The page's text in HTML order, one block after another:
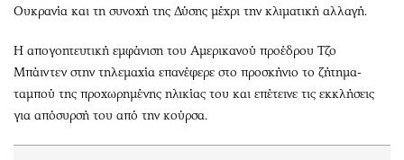
Χειρόγραφα
Επιστολές
Ουκρανία και τη συνοχή της Δύσης μέχρι την κλιματική αλλαγή.
Η απογοητευτική εμφάνιση του Αμερικανού προέδρου Τζο
Μπάιντεν στην τηλεμαχία επανέφερε στο προσκήνιο το ζήτημα-
ταμπού της προχωρημένης ηλικίας του και επέτεινε τις εκκλήσεις
για απόσυρσή του από την κούρσα.